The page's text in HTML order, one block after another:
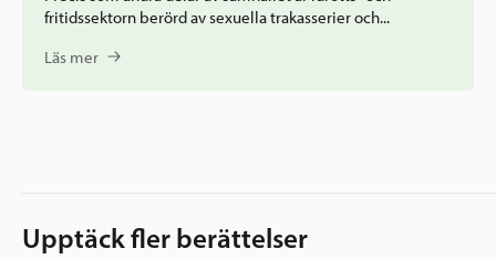
fritidssektorn berörd av sexuella trakasserier och...
Läs mer
Upptäck fler berättelser